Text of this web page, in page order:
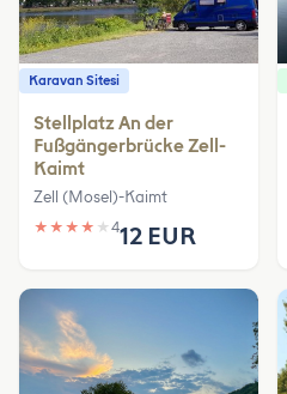
Karavan Sitesi
Stellplatz An der
Fußgängerbrücke Zell-
Kaimt
Zell (Mosel)-Kaimt
★ ★ ★ ★ ★ 412 EUR